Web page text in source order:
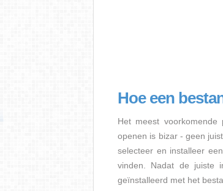
Hoe een
Het meest
openen is bizar - geen
selecteer en installeer
vinden. Nadat de juiste
geïnstalleerd met het